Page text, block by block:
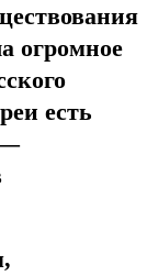
огромное
есть
—